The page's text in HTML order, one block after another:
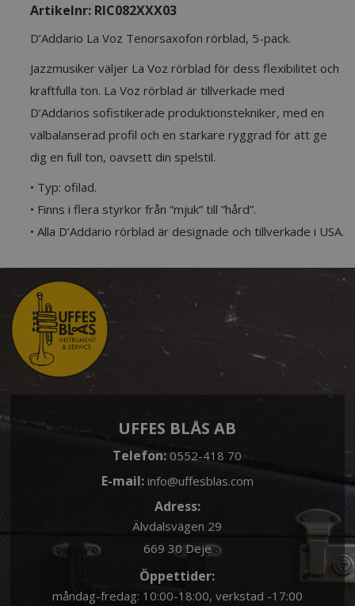
Artikelnr: RIC082XXX03
D’Addario La Voz Tenorsaxofon rörblad, 5-pack.
Jazzmusiker väljer La Voz rörblad för dess flexibilitet och
kraftfulla ton. La Voz rörblad är tillverkade med
D’Addarios sofistikerade produktionstekniker, med en
välbalanserad profil och en starkare ryggrad för att ge
dig en full ton, oavsett din spelstil.
• Typ: ofilad.
• Finns i flera styrkor från ”mjuk” till ”hård”.
• Alla D’Addario rörblad är designade och tillverkade i USA.
UFFES BLÅS AB
Telefon:0552-418 70
E-mail: info@uffesblas.com
Adress:
Älvdalsvägen 29
669 30 Deje
Öppettider:
måndag-fredag: 10:00-18:00, verkstad -17:00